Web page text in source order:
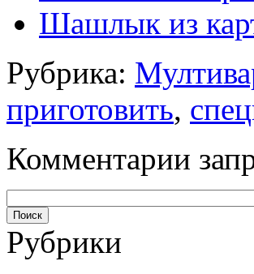
Шашлык из
Рубрика:
приготовить,
Комментарии
Рубрики